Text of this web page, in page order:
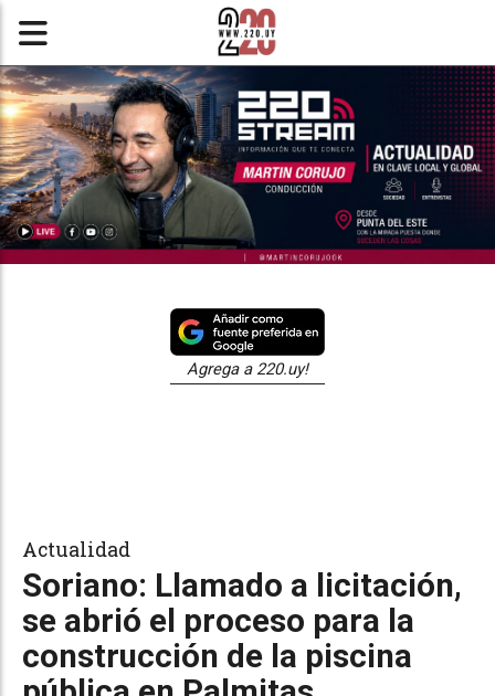
Agrega a 220.uy!
Soriano: Llamado a licitación,
se abrió el proceso para la
construcción de la piscina
Actualidad